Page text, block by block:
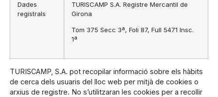
Dades
registrals
TURISCAMP S.A. Registre Mercantil de
Girona
Tom 375 Secc 3ª, Foli 87, Full 5471 Insc.
1ª
TURISCAMP, S.A. pot recopilar informació sobre els hàbits
de cerca dels usuaris del lloc web per mitjà de cookies o
arxius de registre. No s’utilitzaran les cookies per a recollir